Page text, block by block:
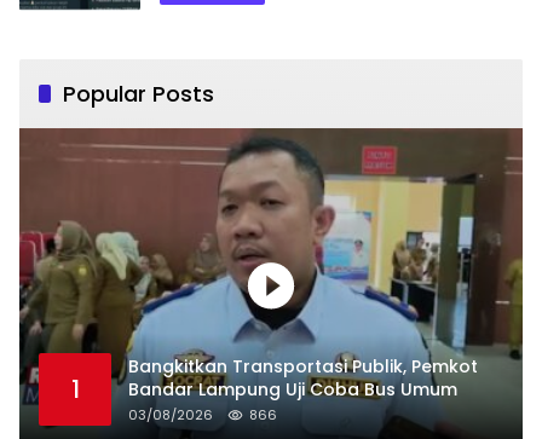
Popular Posts
1
Bangkitkan Transportasi Publik, Pemkot
Bandar Lampung Uji Coba Bus Umum
03/08/2026 866